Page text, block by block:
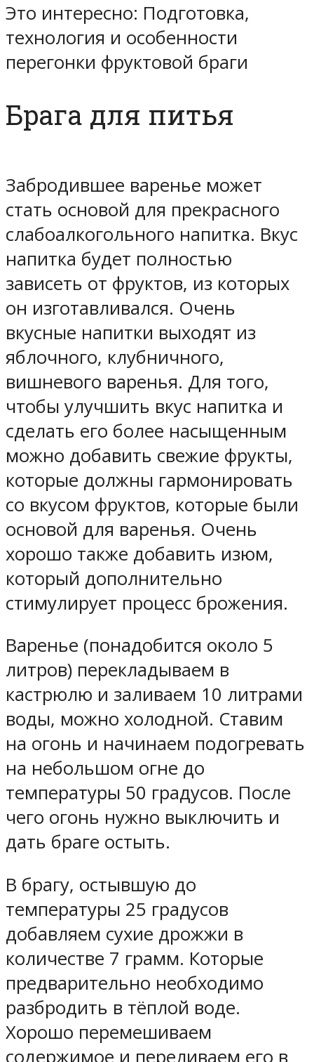
Это интересно: Подготовка,
технология и особенности
перегонки фруктовой браги
Брага для питья
Забродившее варенье может
стать основой для прекрасного
слабоалкогольного напитка. Вкус
напитка будет полностью
зависеть от фруктов, из которых
он изготавливался. Очень
вкусные напитки выходят из
яблочного, клубничного,
вишневого варенья. Для того,
чтобы улучшить вкус напитка и
сделать его более насыщенным
можно добавить свежие фрукты,
которые должны гармонировать
со вкусом фруктов, которые были
основой для варенья. Очень
хорошо также добавить изюм,
который дополнительно
стимулирует процесс брожения.
Варенье (понадобится около 5
литров) перекладываем в
кастрюлю и заливаем 10 литрами
воды, можно холодной. Ставим
на огонь и начинаем подогревать
на небольшом огне до
температуры 50 градусов. После
чего огонь нужно выключить и
дать браге остыть.
В брагу, остывшую до
температуры 25 градусов
добавляем сухие дрожжи в
количестве 7 грамм. Которые
предварительно необходимо
разбродить в тёплой воде.
Хорошо перемешиваем
содержимое и переливаем его в